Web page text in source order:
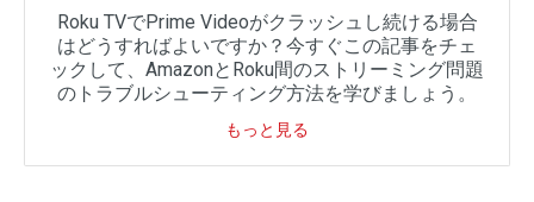
Roku TVでPrime Videoがクラッシュし続ける場合
はどうすればよいですか？今すぐこの記事をチェ
ックして、AmazonとRoku間のストリーミング問題
のトラブルシューティング方法を学びましょう。
もっと見る